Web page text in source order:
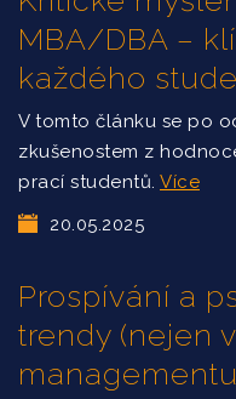
MBA/DBA –
každého
V tomto článku se po
zkušenostem z
prací studentů. Více
20.05.2025
Prospívání a
trendy (nejen